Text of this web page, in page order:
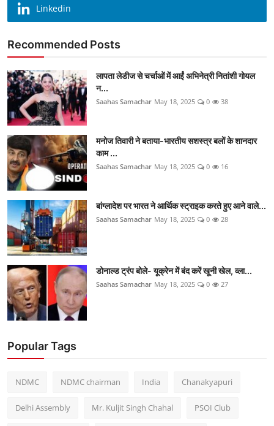
Linkedin
Recommended Posts
लापता लेडीज से चर्चाओं में आईं अभिनेत्री नितांशी गोयल
न...
Saahas Samachar May 18, 2025 0 38
मनोज तिवारी ने बताया-भारतीय सशस्त्र बलों के शानदार
काम ...
Saahas Samachar May 18, 2025 0 16
बांग्लादेश पर भारत ने आर्थिक स्ट्राइक करते हुए आने वाले...
Saahas Samachar May 18, 2025 0 28
डोनाल्ड ट्रंप बोले- यूक्रेन में बंद करें खूनी खेल, व्ला...
Saahas Samachar May 18, 2025 0 27
Popular Tags
NDMC NDMC chairman India Chanakyapuri
Delhi Assembly Mr. Kuljit Singh Chahal PSOI Club